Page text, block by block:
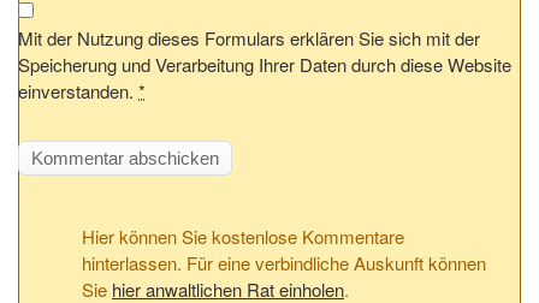
Mit der Nutzung dieses Formulars erklären Sie sich mit der
Speicherung und Verarbeitung Ihrer Daten durch diese Website
einverstanden. *
Hier können Sie kostenlose Kommentare
hinterlassen. Für eine verbindliche Auskunft können
Sie hier anwaltlichen Rat einholen.